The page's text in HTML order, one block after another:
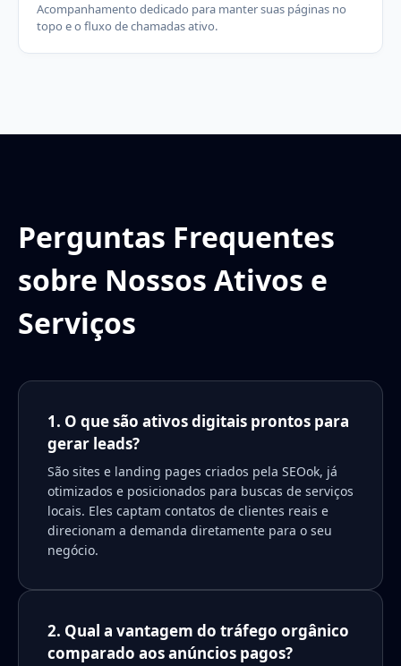
Acompanhamento dedicado para manter suas páginas no
topo e o fluxo de chamadas ativo.
Perguntas Frequentes
sobre Nossos Ativos e
Serviços
1. O que são ativos digitais prontos para
gerar leads?
São sites e landing pages criados pela SEOok, já
otimizados e posicionados para buscas de serviços
locais. Eles captam contatos de clientes reais e
direcionam a demanda diretamente para o seu
negócio.
2. Qual a vantagem do tráfego orgânico
comparado aos anúncios pagos?